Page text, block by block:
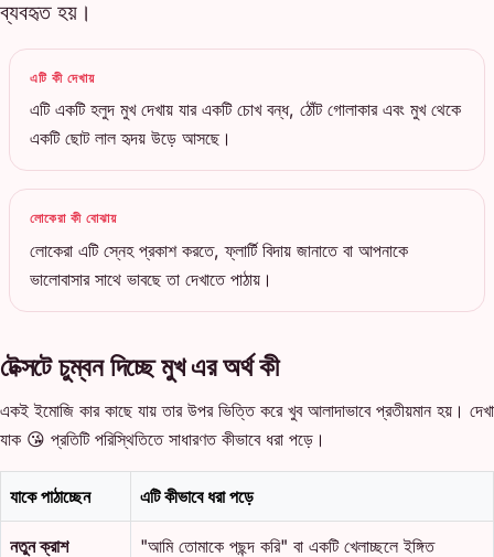
ব্যবহৃত হয়।
এটি কী দেখায়
এটি একটি হলুদ মুখ দেখায় যার একটি চোখ বন্ধ, ঠোঁট গোলাকার এবং মুখ থেকে
একটি ছোট লাল হৃদয় উড়ে আসছে।
লোকেরা কী বোঝায়
লোকেরা এটি স্নেহ প্রকাশ করতে, ফ্লার্টি বিদায় জানাতে বা আপনাকে
ভালোবাসার সাথে ভাবছে তা দেখাতে পাঠায়।
টেক্সটে চুম্বন দিচ্ছে মুখ এর অর্থ কী
একই ইমোজি কার কাছে যায় তার উপর ভিত্তি করে খুব আলাদাভাবে প্রতীয়মান হয়। দেখা
যাক 😘 প্রতিটি পরিস্থিতিতে সাধারণত কীভাবে ধরা পড়ে।
যাকে পাঠাচ্ছেন এটি কীভাবে ধরা পড়ে
নতুন ক্রাশ "আমি তোমাকে পছন্দ করি" বা একটি খেলাচ্ছলে ইঙ্গিত